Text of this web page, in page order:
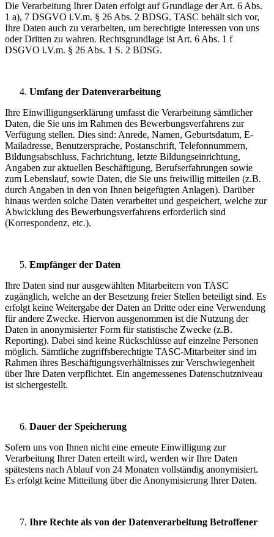
Die Verarbeitung Ihrer Daten erfolgt auf Grundlage der Art. 6 Abs.
1 a), 7 DSGVO i.V.m. § 26 Abs. 2 BDSG. TASC behält sich vor,
Ihre Daten auch zu verarbeiten, um berechtigte Interessen von uns
oder Dritten zu wahren. Rechtsgrundlage ist Art. 6 Abs. 1 f
DSGVO i.V.m. § 26 Abs. 1 S. 2 BDSG.
Umfang der Datenverarbeitung
Ihre Einwilligungserklärung umfasst die Verarbeitung sämtlicher
Daten, die Sie uns im Rahmen des Bewerbungsverfahrens zur
Verfügung stellen. Dies sind: Anrede, Namen, Geburtsdatum, E-
Mailadresse, Benutzersprache, Postanschrift, Telefonnummern,
Bildungsabschluss, Fachrichtung, letzte Bildungseinrichtung,
Angaben zur aktuellen Beschäftigung, Berufserfahrungen sowie
zum Lebenslauf, sowie Daten, die Sie uns freiwillig mitteilen (z.B.
durch Angaben in den von Ihnen beigefügten Anlagen). Darüber
hinaus werden solche Daten verarbeitet und gespeichert, welche zur
Abwicklung des Bewerbungsverfahrens erforderlich sind
(Korrespondenz, etc.).
Empfänger der Daten
Ihre Daten sind nur ausgewählten Mitarbeitern von TASC
zugänglich, welche an der Besetzung freier Stellen beteiligt sind. Es
erfolgt keine Weitergabe der Daten an Dritte oder eine Verwendung
für andere Zwecke. Hiervon ausgenommen ist die Nutzung der
Daten in anonymisierter Form für statistische Zwecke (z.B.
Reporting). Dabei sind keine Rückschlüsse auf einzelne Personen
möglich. Sämtliche zugriffsberechtigte TASC-Mitarbeiter sind im
Rahmen ihres Beschäftigungsverhältnisses zur Verschwiegenheit
über Ihre Daten verpflichtet. Ein angemessenes Datenschutzniveau
ist sichergestellt.
Dauer der Speicherung
Sofern uns von Ihnen nicht eine erneute Einwilligung zur
Verarbeitung Ihrer Daten erteilt wird, werden wir Ihre Daten
spätestens nach Ablauf von 24 Monaten vollständig anonymisiert.
Es erfolgt keine Mitteilung über die Anonymisierung Ihrer Daten.
Ihre Rechte als von der Datenverarbeitung Betroffener